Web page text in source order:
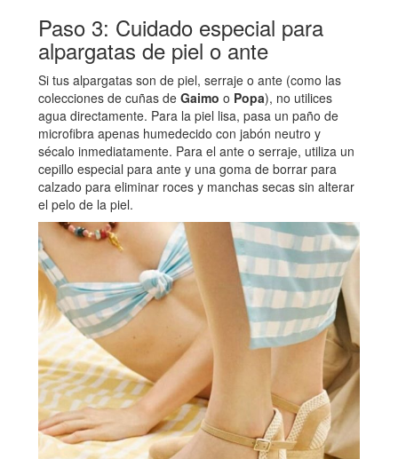
Paso 3: Cuidado especial para
alpargatas de piel o ante
Si tus alpargatas son de piel, serraje o ante (como las
colecciones de cuñas deGaimo o Popa), no utilices
agua directamente. Para la piel lisa, pasa un paño de
microfibra apenas humedecido con jabón neutro y
sécalo inmediatamente. Para el ante o serraje, utiliza un
cepillo especial para ante y una goma de borrar para
calzado para eliminar roces y manchas secas sin alterar
el pelo de la piel.